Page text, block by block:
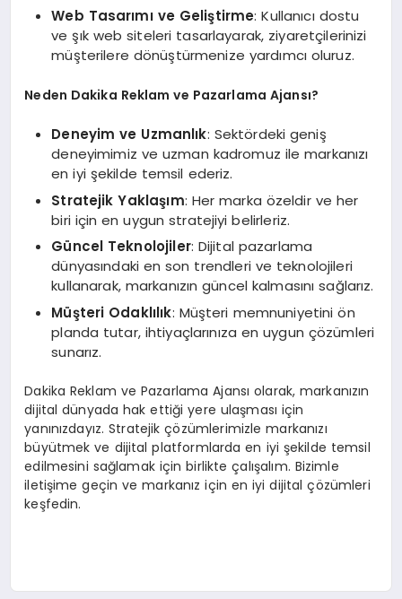
Web Tasarımı ve Geliştirme: Kullanıcı dostu
ve şık web siteleri tasarlayarak, ziyaretçilerinizi
müşterilere dönüştürmenize yardımcı oluruz.
Neden Dakika Reklam ve Pazarlama Ajansı?
Deneyim ve Uzmanlık: Sektördeki geniş
deneyimimiz ve uzman kadromuz ile markanızı
en iyi şekilde temsil ederiz.
Stratejik Yaklaşım: Her marka özeldir ve her
biri için en uygun stratejiyi belirleriz.
Güncel Teknolojiler: Dijital pazarlama
dünyasındaki en son trendleri ve teknolojileri
kullanarak, markanızın güncel kalmasını sağlarız.
Müşteri Odaklılık: Müşteri memnuniyetini ön
planda tutar, ihtiyaçlarınıza en uygun çözümleri
sunarız.
Dakika Reklam ve Pazarlama Ajansı olarak, markanızın
dijital dünyada hak ettiği yere ulaşması için
yanınızdayız. Stratejik çözümlerimizle markanızı
büyütmek ve dijital platformlarda en iyi şekilde temsil
edilmesini sağlamak için birlikte çalışalım. Bizimle
iletişime geçin ve markanız için en iyi dijital çözümleri
keşfedin.